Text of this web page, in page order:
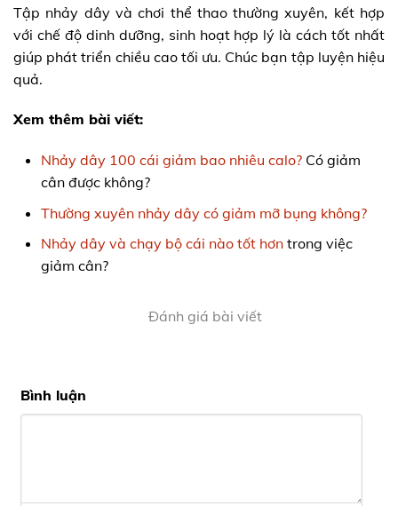
Tập nhảy dây và chơi thể thao thường xuyên, kết hợp
với chế độ dinh dưỡng, sinh hoạt hợp lý là cách tốt nhất
giúp phát triển chiều cao tối ưu. Chúc bạn tập luyện hiệu
quả.
Xem thêm bài viết:
Nhảy dây 100 cái giảm bao nhiêu calo?Có giảm
cân được không?
Thường xuyên nhảy dây có giảm mỡ bụng không?
Nhảy dây và chạy bộ cái nào tốt hơntrong việc
giảm cân?
Đánh giá bài viết
Bình luận